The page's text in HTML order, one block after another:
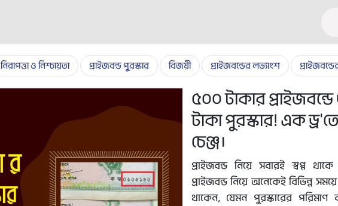
নিরাপত্তা ও নিশ্চায়তা প্রাইজবন্ড পুরস্কার বিজয়ী প্রাইজবন্ডের লভ্যাংশ
৫০০ টাকার
টাকা পুরস্কার! এক
চেঞ্জ।
প্রাইজবন্ড নিয়ে সবারই স্বপ্ন
প্রাইজবন্ড নিয়ে অনেকেই বিভিন্ন সময়ে
থাকেন, যেমন পুরস্কারের পরিমাণ